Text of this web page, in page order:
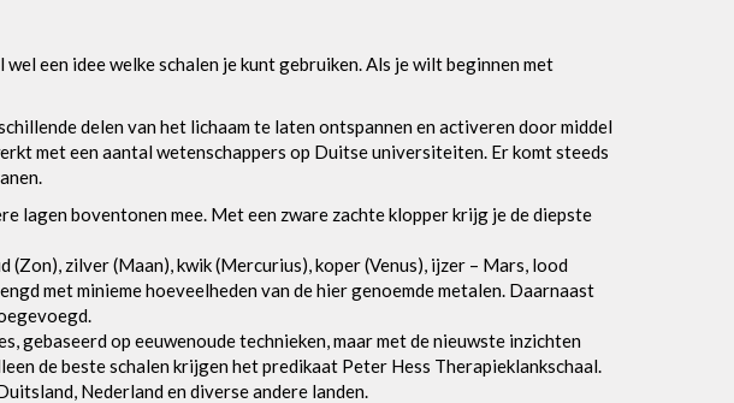
een idee welke schalen je kunt gebruiken. Als je wilt beginnen met
delen van het lichaam te laten ontspannen en activeren door middel
met een aantal wetenschappers op Duitse universiteiten. Er komt steeds
lagen boventonen mee. Met een zware zachte klopper krijg je de diepste
zilver (Maan), kwik (Mercurius), koper (Venus), ijzer – Mars, lood
met minieme hoeveelheden van de hier genoemde metalen. Daarnaast
gebaseerd op eeuwenoude technieken, maar met de nieuwste inzichten
de beste schalen krijgen het predikaat Peter Hess Therapieklankschaal.
Nederland en diverse andere landen.